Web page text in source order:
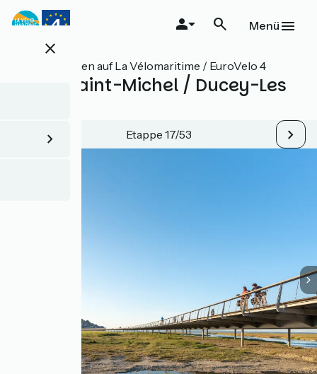
Direkt
zum
close
Menü
Alle Etappen auf La Vélomaritime / EuroVelo 4
Mont-Saint-Michel / Ducey-Les
Etappe 17/53